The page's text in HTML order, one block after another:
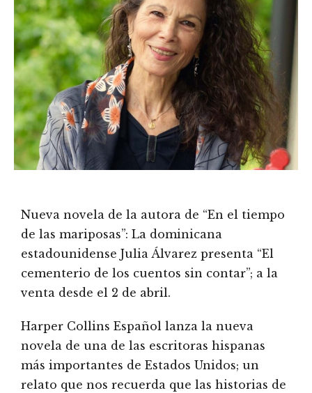
Nueva novela de la autora de “En el tiempo
de las mariposas”: La dominicana
estadounidense Julia Álvarez presenta “El
cementerio de los cuentos sin contar”; a la
venta desde el 2 de abril.
Harper Collins Español lanza la nueva
novela de una de las escritoras hispanas
más importantes de Estados Unidos; un
relato que nos recuerda que las historias de